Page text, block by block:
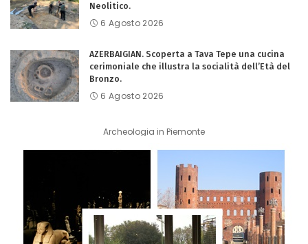
Neolitico.
6 Agosto 2026
AZERBAIGIAN. Scoperta a Tava Tepe una cucina
cerimoniale che illustra la socialità dell’Età del
Bronzo.
6 Agosto 2026
Archeologia in Piemonte